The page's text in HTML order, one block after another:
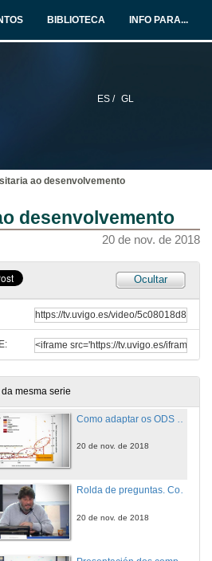
BIBLIOTECA INFO PARA...
ES / GL
ao desenvolvemento
desenvolvemento
20 de nov. de 2018
Ocultar
mesma serie
20 de nov. de 2018
20 de nov. de 2018
Rolda de preguntas. O novo paradigma do desenvolvemento sostible. As chaves do proceso de elaboración da Axenda 2030
Presentación de Pablo Martínez
20 de nov. de 2018
20 de nov. de 2018
Rolda de preguntas. Como adaptar os ODS ás nosas Universidades? Especial referencia á cooperación universitaria ao desenvolvemento
20 de nov. de 2018